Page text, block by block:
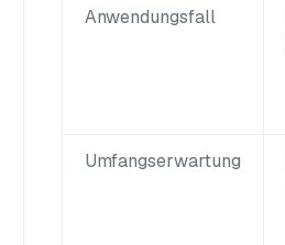
Anwendungsfall
Umfangserwartung